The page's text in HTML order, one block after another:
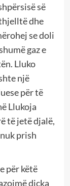
së
dhe
se doli
gaz e
Lluko
një
për të
Llukoja
të jetë djalë,
prish
për këtë
diçka